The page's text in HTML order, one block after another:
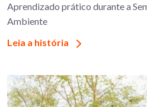
Aprendizado prático durante a
Ambiente
Leia a história